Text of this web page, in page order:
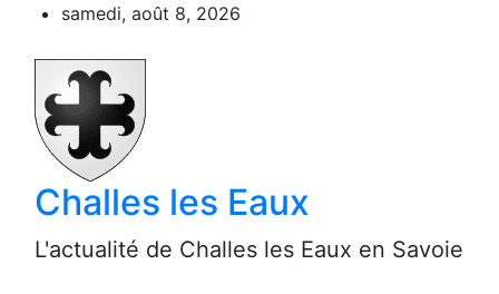
contenu
samedi, août 8, 2026
Challes les Eaux
L'actualité de Challes les Eaux en Savoie